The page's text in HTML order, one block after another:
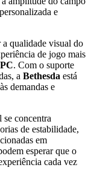
e
a qualidade visual do
de jogo mais
PC. Com o suporte
a Bethesda está
demandas e
se concentra
de estabilidade,
em
esperar que o
cada vez